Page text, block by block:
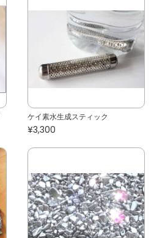
ケイ素水生成スティック
¥3,300